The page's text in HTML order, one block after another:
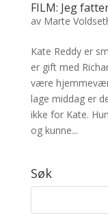
FILM: Jeg
av Marte
Kate Reddy er
er gift med
være
lage middag er
ikke for Kate.
og kunne...
Søk